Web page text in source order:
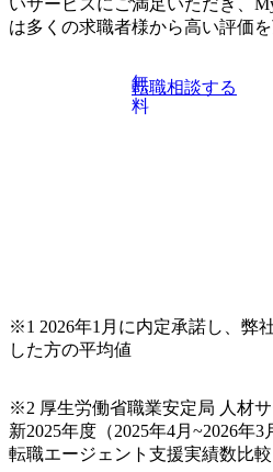
も関わらず、外資系戦略コンサ
り、常に刺激を受けながらプロ
コンサルティングファームの名
サルティングファームの立ち上
できる 豊富な経験を持つコンサ
ーションの開発 など) シンプレ
アケイパビリティを活かた確度
できる 2026年8月21日(金) 19:30〜
いサービスにご満足いただき、
は多くの求職者様から高い評価を
無
料
転職相談する
※1 2026年1月に内定承諾し、弊
した方の平均値
※2 厚生労働省職業安定局 人材
新2025年度（2025年4月~2026年
転職エージェント支援実績数比較